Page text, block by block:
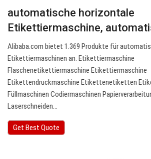
automatische horizontale
Etikettiermaschine,
Alibaba.com bietet 1.369 Produkte für
Etikettiermaschinen an. Etikettiermaschine
Flaschenetikettiermaschine Etikettiermaschine
Etikettendruckmaschine Etikettenetiketten
Füllmaschinen Codiermaschinen
Laserschneiden…
Get Best Quote